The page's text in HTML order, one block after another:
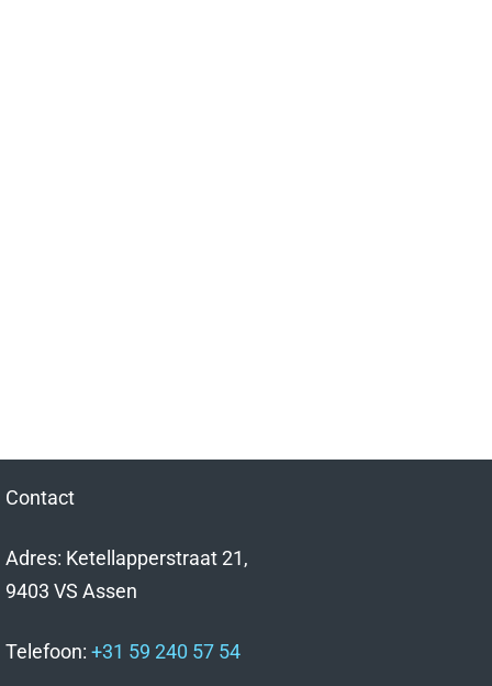
Contact
Adres: Ketellapperstraat 21,
9403 VS Assen
Telefoon: +31 59 240 57 54